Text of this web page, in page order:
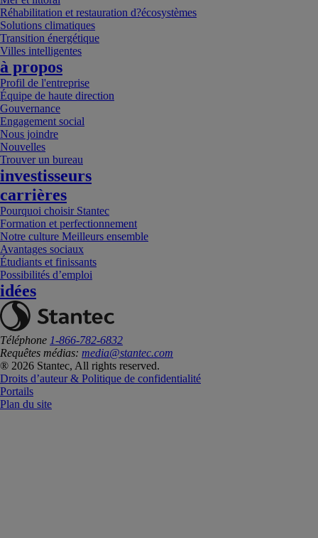
Réhabilitation et restauration d?écosystèmes
Solutions climatiques
Transition énergétique
Villes intelligentes
à propos
Profil de l'entreprise
Équipe de haute direction
Gouvernance
Engagement social
Nous joindre
Nouvelles
Trouver un bureau
investisseurs
carrières
Pourquoi choisir Stantec
Formation et perfectionnement
Notre culture Meilleurs ensemble
Avantages sociaux
Étudiants et finissants
Possibilités d’emploi
idées
Téléphone 1-866-782-6832
Requêtes médias: media@stantec.com
® 2026 Stantec, All rights reserved.
Droits d’auteur & Politique de confidentialité
Portails
Plan du site